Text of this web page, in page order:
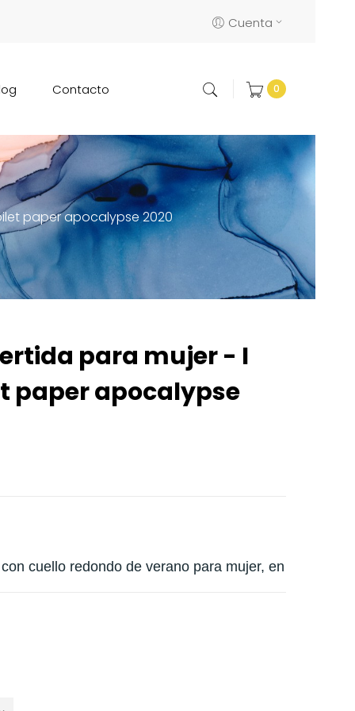
Cuenta
Contacto 0
paper apocalypse 2020
para mujer - I
paper apocalypse
cuello redondo de verano para mujer, en